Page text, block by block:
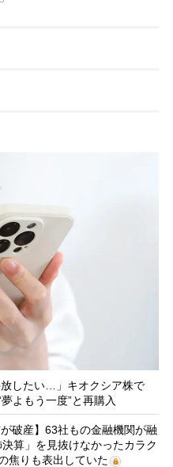
放したい…」キオクシア株で
よもう一度”と再購入
破産】63社もの金融機関が融
算」を見抜けなかったカラク
焦りも表出していた